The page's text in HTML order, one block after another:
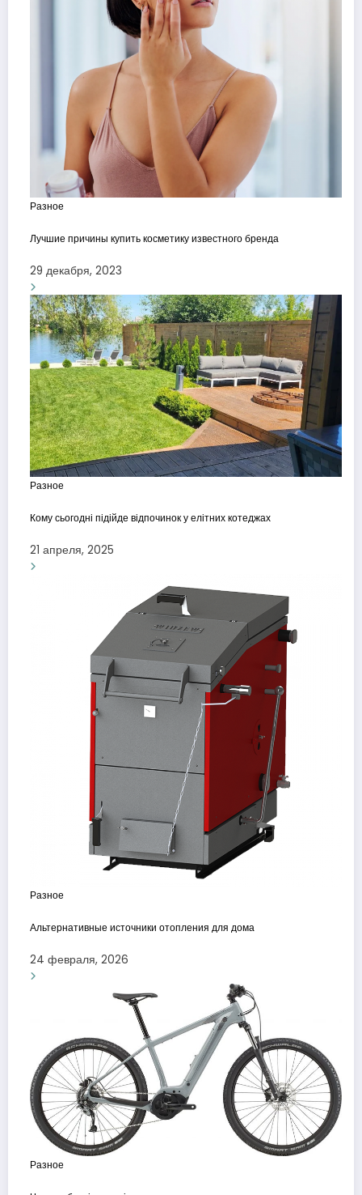
Разное
Лучшие причины купить косметику известного бренда
29 декабря, 2023
Разное
Кому сьогодні підійде відпочинок у елітних котеджах
21 апреля, 2025
Разное
Альтернативные источники отопления для дома
24 февраля, 2026
Разное